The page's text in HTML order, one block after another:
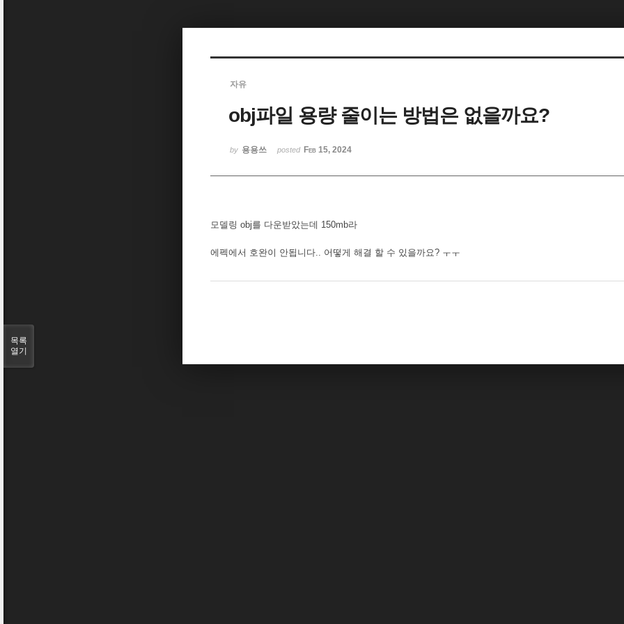
자유
obj파일 용량 줄이는 방법은 없을까요?
by 용용쓰 posted Feb 15, 2024
모델링 obj를 다운받았는데 150mb라
에펙에서 호완이 안됩니다.. 어떻게 해결 할 수 있을까요? ㅜㅜ
목록
열기
Sketchbook5, 스케치북5
Sketchbook5, 스케치북5